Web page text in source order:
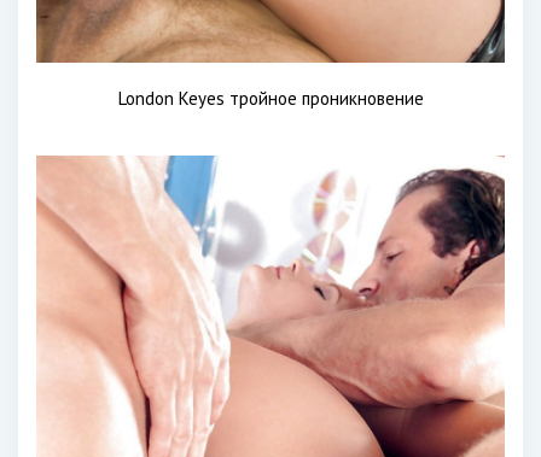
London Keyes тройное проникновение